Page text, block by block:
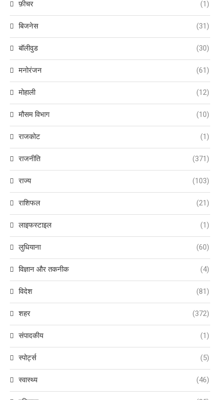
फ़ीचर (1)
बिजनेस (31)
बॉलीवुड (30)
मनोरंजन (61)
मोहाली (12)
मौसम विभाग (10)
राजकोट (1)
राजनीति (371)
राज्य (103)
राशिफल (21)
लाइफस्टाइल (1)
लुधियाना (60)
विज्ञान और तकनीक (4)
विदेश (81)
शहर (372)
संपादकीय (1)
स्पोर्ट्स (5)
स्वास्थ्य (46)